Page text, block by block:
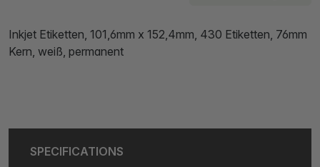
Inkjet Etiketten, 101,6mm x 152,4mm, 430 Etiketten, 76mm
Kern, weiß, permanent
SPECIFICATIONS